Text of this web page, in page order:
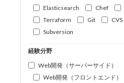
Elasticsearch
Chef
Terraform
Git CVS
Subversion
経験分野
Web開発（サーバーサイド）
Web開発（フロントエンド）